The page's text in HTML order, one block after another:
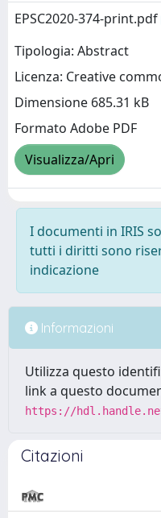
EPSC2020-374-print.pdf
Tipologia: Abstract
Licenza: Creative
Dimensione 685.31 kB
Formato Adobe PDF
Visualizza/Apri
I documenti in IRIS
tutti i diritti sono
indicazione
Informazioni
Utilizza questo
link a questo
https://
Citazioni